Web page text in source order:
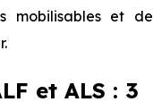
mobilisables et de
et ALS : 3